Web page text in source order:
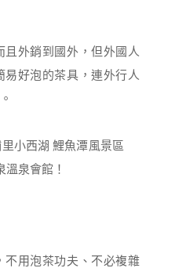
外銷到國外，但外國人
好泡的茶具，連外行人
不用泡茶功夫、不必複雜